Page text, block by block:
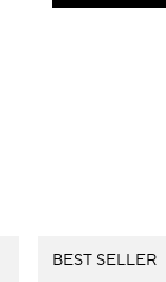
BEST SELLER